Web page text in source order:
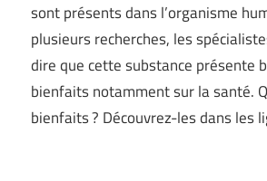
sont présents dans l’organisme
plusieurs recherches, les
dire que cette substance présente
bienfaits notamment sur la santé.
bienfaits ? Découvrez-les dans les